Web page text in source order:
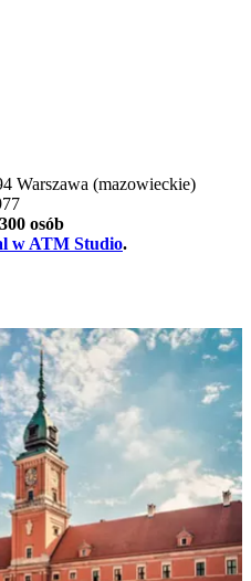
Warszawa (mazowieckie)
osób
w ATM Studio.